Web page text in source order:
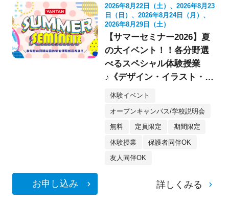
2026年8月22日（土）、2026年8月23
日（日）、2026年8月24日（月）、
2026年8月29日（土）
【サマーセミナー2026】夏
の大イベント！！各分野選
べるスペシャル体験授業
♪《デザイン・イラスト・映
像・スケボー・フォト》
体験イベント
オープンキャンパス/学校説明会
無料 定員限定 期間限定
体験授業 保護者同伴OK
友人同伴OK
お申し込み 詳しくみる